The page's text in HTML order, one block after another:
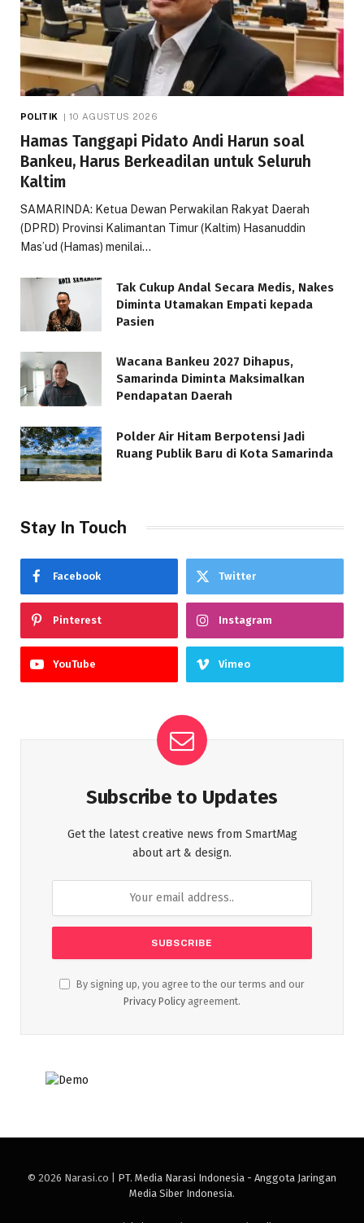
POLITIK 10 AGUSTUS 2026
Hamas Tanggapi Pidato Andi Harun soal
Bankeu, Harus Berkeadilan untuk Seluruh
Kaltim
SAMARINDA: Ketua Dewan Perwakilan Rakyat Daerah
(DPRD) Provinsi Kalimantan Timur (Kaltim) Hasanuddin
Mas’ud (Hamas) menilai…
Tak Cukup Andal Secara Medis, Nakes
Diminta Utamakan Empati kepada
Pasien
Wacana Bankeu 2027 Dihapus,
Samarinda Diminta Maksimalkan
Pendapatan Daerah
Polder Air Hitam Berpotensi Jadi
Ruang Publik Baru di Kota Samarinda
Stay In Touch
Facebook Twitter
Pinterest Instagram
YouTube Vimeo
Subscribe to Updates
Get the latest creative news from SmartMag
about art & design.
By signing up, you agree to the our terms and our
Privacy Policy agreement.
© 2026 Narasi.co | PT. Media Narasi Indonesia - Anggota Jaringan
Media Siber Indonesia.